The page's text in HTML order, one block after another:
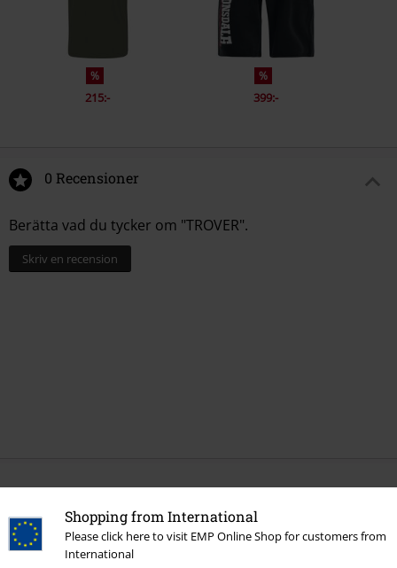
Shopping from International
Please click here to visit EMP Online Shop for customers from
International
%
215:-
%
399:-
0 Recensioner
Berätta vad du tycker om "TROVER".
Skriv en recension
Teman Svarta kläder Svarta jackor
Klädmärken Lonsdale London